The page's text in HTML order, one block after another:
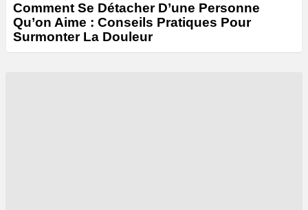
Comment Se Détacher D’une Personne
Qu’on Aime : Conseils Pratiques Pour
Surmonter La Douleur